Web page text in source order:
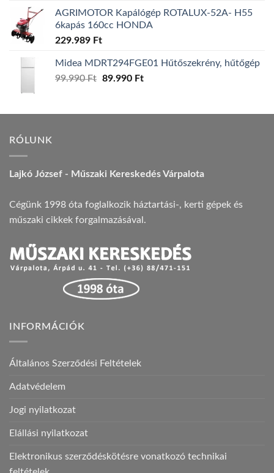
AGRIMOTOR Kapálógép ROTALUX-52A- H55
6kapás 160cc HONDA
229.989 Ft
Midea MDRT294FGE01 Hűtőszekrény, hűtőgép
99.990Ft Original
99.990 Ft.
89.990 FtCurrent
89.990 Ft.
RÓLUNK
Lajkó József - Műszaki Kereskedés Várpalota
Cégünk 1998 óta foglalkozik háztartási-, kerti gépek és
műszaki cikkek forgalmazásával.
INFORMÁCIÓK
Általános Szerződési Feltételek
Adatvédelem
Jogi nyilatkozat
Elállási nyilatkozat
Elektronikus szerződéskötésre vonatkozó technikai